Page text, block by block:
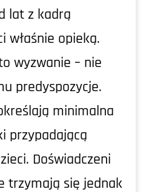
lat z kadrą
właśnie opieką.
wyzwanie – nie
predyspozycje.
minimalna
przypadającą
Doświadczeni
trzymają się jednak